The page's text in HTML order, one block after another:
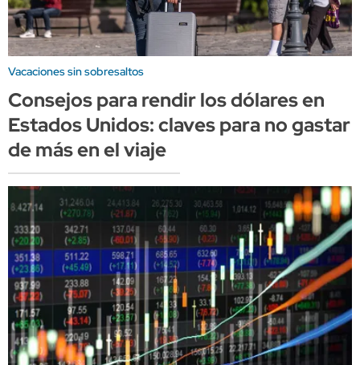
Vacaciones sin sobresaltos
Consejos para rendir los dólares en
Estados Unidos: claves para no gastar
de más en el viaje